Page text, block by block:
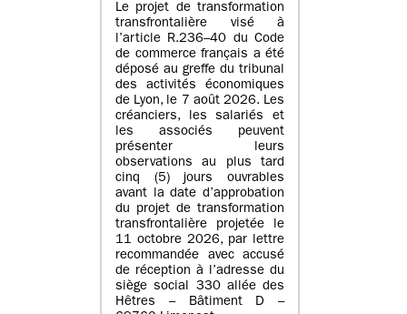
Le projet de transformation
transfrontalière visé à
l’article R.236–40 du Code
de commerce français a été
déposé au greffe du tribunal
des activités économiques
de Lyon, le 7 août 2026. Les
créanciers, les salariés et
les associés peuvent
présenter leurs
observations au plus tard
cinq (5) jours ouvrables
avant la date d’approbation
du projet de transformation
transfrontalière projetée le
11 octobre 2026, par lettre
recommandée avec accusé
de réception à l’adresse du
siège social 330 allée des
Hêtres – Bâtiment D –